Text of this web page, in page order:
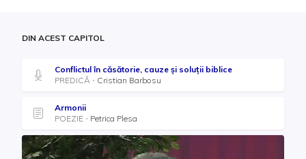
DIN ACEST CAPITOL
Conflictul în căsătorie, cauze şi soluții biblice
PREDICĂ
Cristian Barbosu
Armonii
POEZIE
Petrica Plesa